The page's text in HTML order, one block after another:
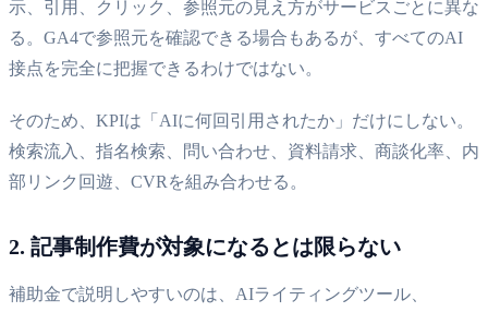
示、引用、クリック、参照元の見え方がサービスごとに異な
る。GA4で参照元を確認できる場合もあるが、すべてのAI
接点を完全に把握できるわけではない。
そのため、KPIは「AIに何回引用されたか」だけにしない。
検索流入、指名検索、問い合わせ、資料請求、商談化率、内
部リンク回遊、CVRを組み合わせる。
2. 記事制作費が対象になるとは限らない
補助金で説明しやすいのは、AIライティングツール、